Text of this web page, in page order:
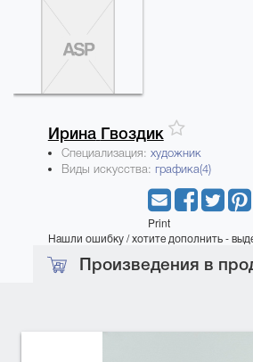
Ирина Гвоздик
Специализация: художник
Виды искусства: графика(4)
Print
Нашли ошибку / хотите дополнить -
Произведения в